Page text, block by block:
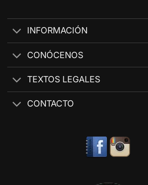
INFORMACIÓN
CONÓCENOS
TEXTOS LEGALES
CONTACTO